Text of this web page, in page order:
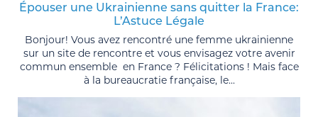
Épouser une Ukrainienne sans quitter la France:
L’Astuce Légale
Bonjour! Vous avez rencontré une femme ukrainienne
sur un site de rencontre et vous envisagez votre avenir
commun ensemble en France ? Félicitations ! Mais face
à la bureaucratie française, le...